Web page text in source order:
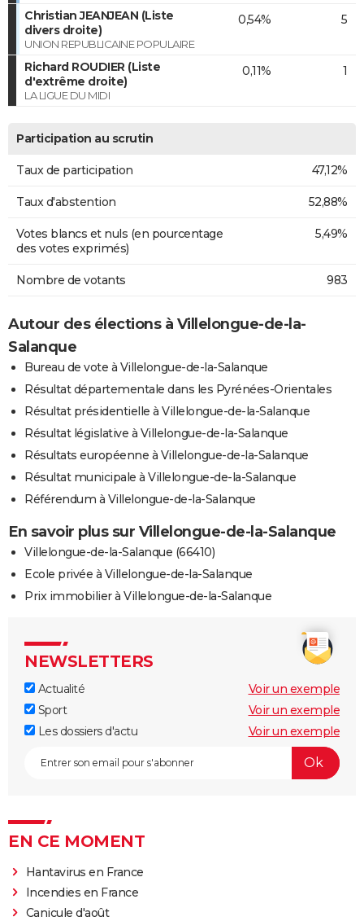
Christian JEANJEAN (Liste
divers droite)
UNION REPUBLICAINE POPULAIRE
0,54% 5
Richard ROUDIER (Liste
d'extrême droite)
LA LIGUE DU MIDI
0,11% 1
Participation au scrutin
Taux de participation 47,12%
Taux d'abstention 52,88%
Votes blancs et nuls (en pourcentage
des votes exprimés)
5,49%
Nombre de votants 983
Autour des élections à Villelongue-de-la-
Salanque
Bureau de vote à Villelongue-de-la-Salanque
Résultat départementale dans les Pyrénées-Orientales
Résultat présidentielle à Villelongue-de-la-Salanque
Résultat législative à Villelongue-de-la-Salanque
Résultats européenne à Villelongue-de-la-Salanque
Résultat municipale à Villelongue-de-la-Salanque
Référendum à Villelongue-de-la-Salanque
En savoir plus sur Villelongue-de-la-Salanque
Villelongue-de-la-Salanque (66410)
Ecole privée à Villelongue-de-la-Salanque
Prix immobilier à Villelongue-de-la-Salanque
NEWSLETTERS
Actualité
Voir un exemple
Sport
Voir un exemple
Les dossiers d'actu
Voir un exemple
EN CE MOMENT
Hantavirus en France
Incendies en France
Canicule d'août